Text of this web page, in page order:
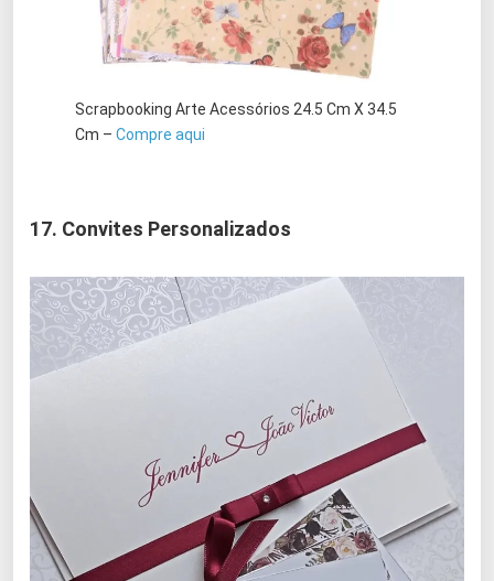
Scrapbooking Arte Acessórios 24.5 Cm X 34.5
Cm – Compre aqui
17. Convites Personalizados